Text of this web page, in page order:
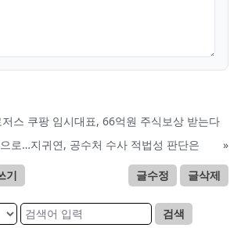
스 쿠팡 임시대표, 66억원 주식보상 받는다
로…지귀연, 공수처 수사 적법성 판단은
»
기 글수정 글삭제
검색